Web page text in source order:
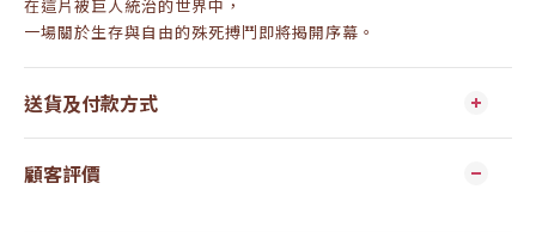
在這片被巨人統治的世界中，
一場關於生存與自由的殊死搏鬥即將揭開序幕。
送貨及付款方式
顧客評價